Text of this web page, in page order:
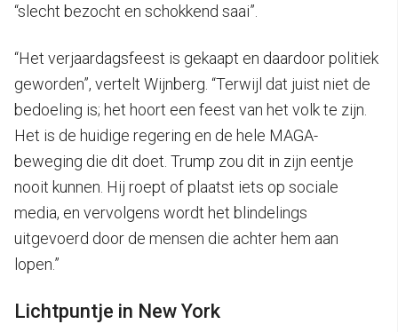
“slecht bezocht en schokkend saai”.
“Het verjaardagsfeest is gekaapt en daardoor politiek
geworden”, vertelt Wijnberg. “Terwijl dat juist niet de
bedoeling is; het hoort een feest van het volk te zijn.
Het is de huidige regering en de hele MAGA-
beweging die dit doet. Trump zou dit in zijn eentje
nooit kunnen. Hij roept of plaatst iets op sociale
media, en vervolgens wordt het blindelings
uitgevoerd door de mensen die achter hem aan
lopen.”
Lichtpuntje in New York